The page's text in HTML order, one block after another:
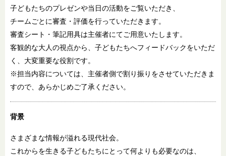
子どもたちのプレゼンや当日の活動をご覧いただき、
チームごとに審査・評価を行っていただきます。
審査シート・筆記用具は主催者にてご用意いたします。
客観的な大人の視点から、子どもたちへフィードバックをいただ
く、大変重要な役割です。
※担当内容については、主催者側で割り振りをさせていただきま
すので、あらかじめご了承ください。
背景
さまざまな情報が溢れる現代社会。
これからを生きる子どもたちにとって何よりも必要なのは、